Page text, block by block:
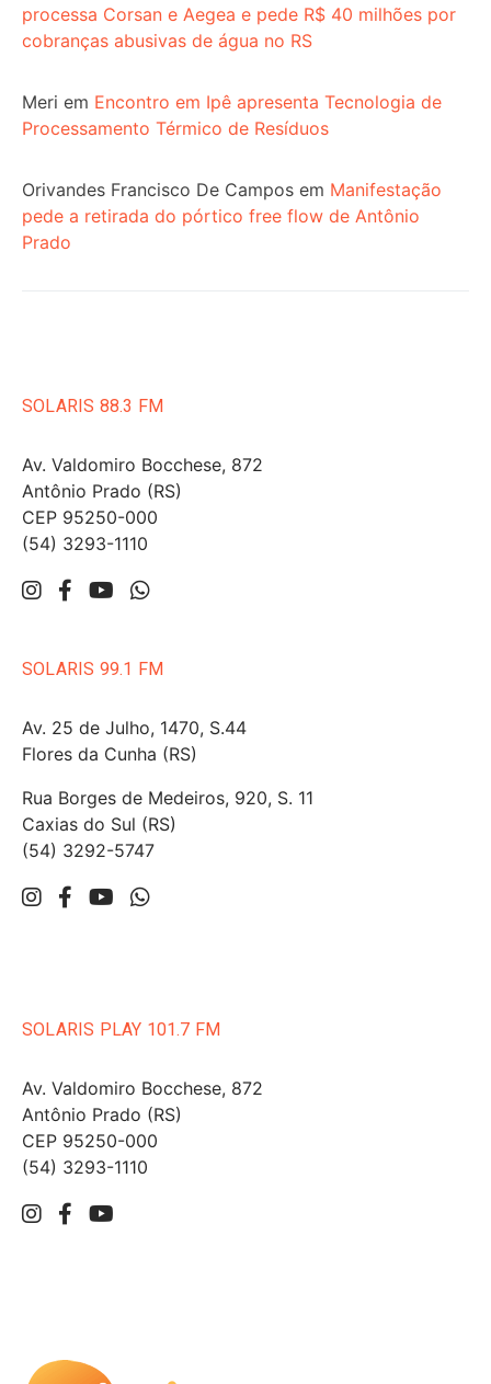
processa Corsan e Aegea e pede R$ 40 milhões por
cobranças abusivas de água no RS
Meri em Encontro em Ipê apresenta Tecnologia de
Processamento Térmico de Resíduos
Orivandes Francisco De Campos em Manifestação
pede a retirada do pórtico free flow de Antônio
Prado
SOLARIS 88.3 FM
Av. Valdomiro Bocchese, 872
Antônio Prado (RS)
CEP 95250-000
(54) 3293-1110
SOLARIS 99.1 FM
Av. 25 de Julho, 1470, S.44
Flores da Cunha (RS)
Rua Borges de Medeiros, 920, S. 11
Caxias do Sul (RS)
(54) 3292-5747
SOLARIS PLAY 101.7 FM
Av. Valdomiro Bocchese, 872
Antônio Prado (RS)
CEP 95250-000
(54) 3293-1110